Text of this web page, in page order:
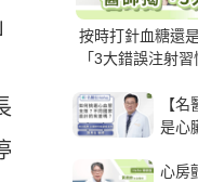
按時打針血糖還
「3大錯誤注射
【
是心
解析
心房